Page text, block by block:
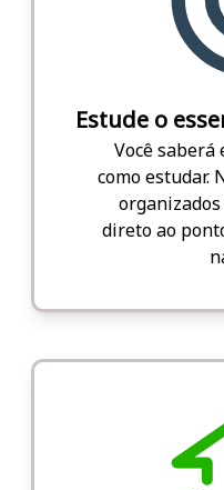
Estude o
Você saberá
como estudar.
direto ao